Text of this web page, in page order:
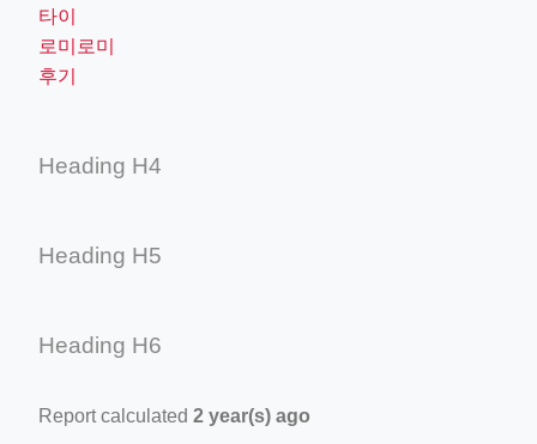
타이
로미로미
후기
Heading H4
Heading H5
Heading H6
Report calculated 2 year(s) ago